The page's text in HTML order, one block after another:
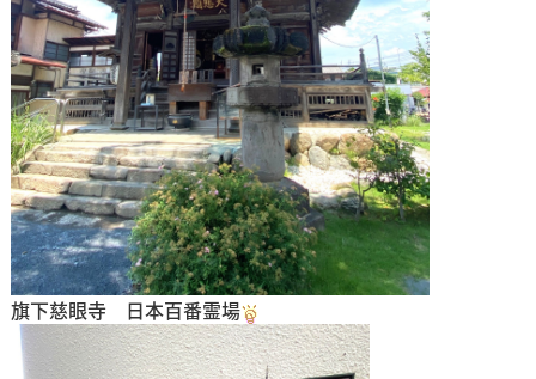
旗下慈眼寺 日本百番霊場